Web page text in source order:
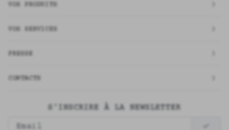
VOS PRODUITS
VOS SERVICES
PRESSE
CONTACTS
S'INSCRIRE À LA NEWSLETTER